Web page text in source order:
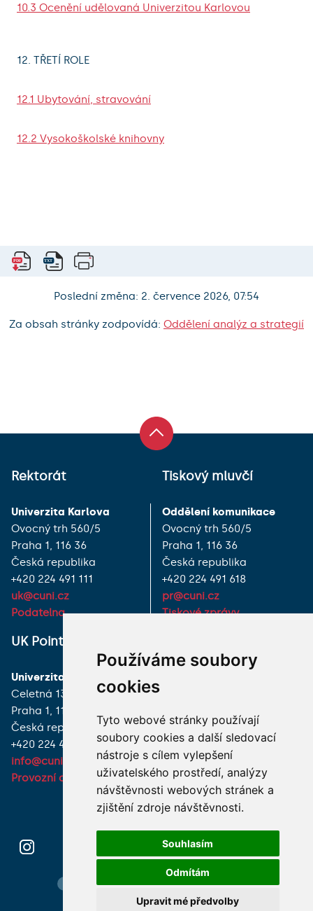
Používáme soubory
cookies
Tyto webové stránky používají
soubory cookies a další sledovací
nástroje s cílem vylepšení
uživatelského prostředí, analýzy
návštěvnosti webových stránek a
zjištění zdroje návštěvnosti.
Souhlasím
Odmítám
Upravit mé předvolby
10.3 Ocenění udělovaná Univerzitou Karlovou
12. TŘETÍ ROLE
12.1 Ubytování, stravování
12.2 Vysokoškolské knihovny
Poslední změna: 2. července 2026, 07:54
Za obsah stránky zodpovídá: Oddělení analýz a strategií
Rektorát
Univerzita Karlova
Ovocný trh 560/5
Praha 1, 116 36
Česká republika
+420 224 491 111
uk@cuni.cz
Podatelna
Tiskový mluvčí
Oddělení komunikace
Ovocný trh 560/5
Praha 1, 116 36
Česká republika
+420 224 491 618
pr@cuni.cz
Tiskové zprávy
UK Point
Univerzita Karlova
Celetná 13
Praha 1, 116 36
Česká republika
+420 224 491 850
info@cuni.cz
Provozní doba a kontakty
JAK K NÁM?
Hledání osob Nastavení cookie Mapa webu